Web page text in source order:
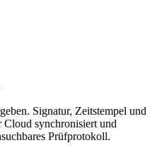
Signatur, Zeitstempel und
synchronisiert und
Prüfprotokoll.